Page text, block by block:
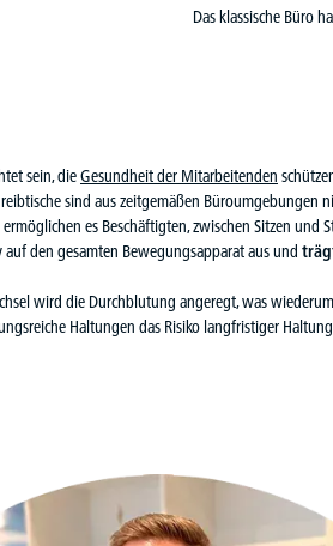
Das klassische Büro
sein, dieGesundheit der Mitarbeitenden
sind aus zeitgemäßen Büroumgebungen
es Beschäftigten, zwischen Sitzen und
den gesamten Bewegungsapparat aus und
wird die Durchblutung angeregt, was
Haltungen das Risiko langfristiger